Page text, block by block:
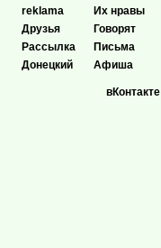
reklama
Друзья
Рассылка
Донецкий
Их нравы
Говорят
Письма
Афиша
вКонтакте